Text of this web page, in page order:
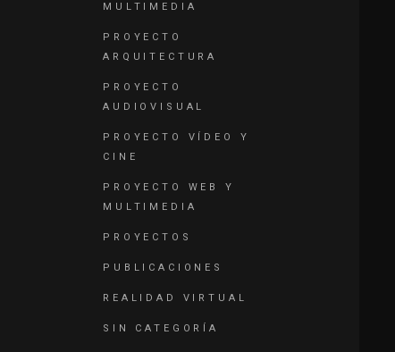
MULTIMEDIA
PROYECTO
ARQUITECTURA
PROYECTO
AUDIOVISUAL
PROYECTO VÍDEO Y
CINE
PROYECTO WEB Y
MULTIMEDIA
PROYECTOS
PUBLICACIONES
REALIDAD VIRTUAL
SIN CATEGORÍA